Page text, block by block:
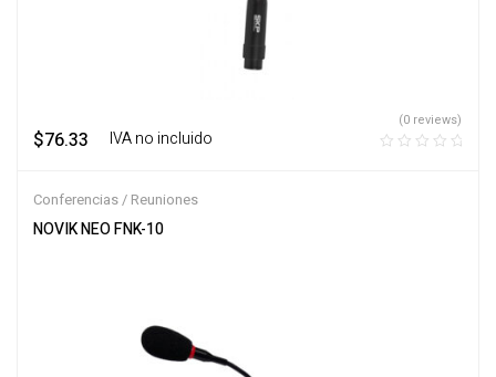
$76.33 ‎ ‎ ‎ IVA no incluido
(0 reviews)
Conferencias / Reuniones
NOVIK NEO FNK-10